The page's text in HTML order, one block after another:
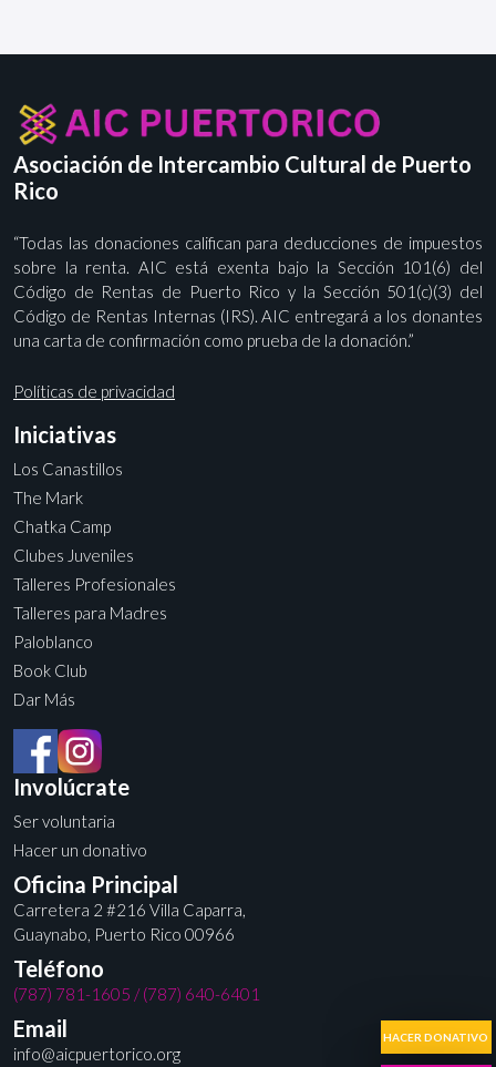
HACER DONATIVO
Asociación de Intercambio Cultural de Puerto
Rico
“Todas las donaciones califican para deducciones de impuestos
sobre la renta. AIC está exenta bajo la Sección 101(6) del
Código de Rentas de Puerto Rico y la Sección 501(c)(3) del
Código de Rentas Internas (IRS). AIC entregará a los donantes
una carta de confirmación como prueba de la donación.”
Políticas de privacidad
Iniciativas
Los Canastillos
The Mark
Chatka Camp
Clubes Juveniles
Talleres Profesionales
Talleres para Madres
Paloblanco
Book Club
Dar Más
Involúcrate
Ser voluntaria
Hacer un donativo
Oficina Principal
Carretera 2 #216 Villa Caparra,
Guaynabo, Puerto Rico 00966
Teléfono
(787) 781-1605 /(787) 640-6401
Email
info@aicpuertorico.org